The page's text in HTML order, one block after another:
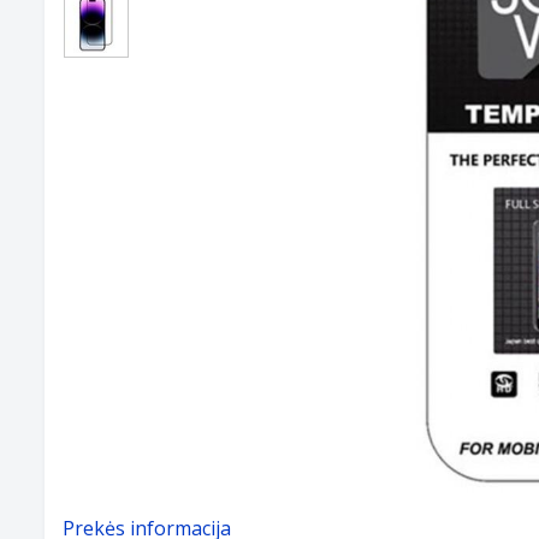
Prekės informacija